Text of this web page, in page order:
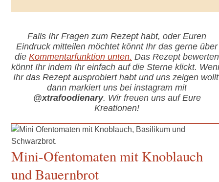
Falls Ihr Fragen zum Rezept habt, oder Euren
Eindruck mitteilen möchtet könnt Ihr das gerne über
die Kommentarfunktion unten. Das Rezept bewerten
könnt Ihr indem Ihr einfach auf die Sterne klickt.
Ihr das Rezept ausprobiert habt und uns zeigen
dann markiert uns bei instagram mit
@xtrafoodienary. Wir freuen uns auf Eure
Kreationen!
Mini-Ofentomaten mit Knoblauch
und Bauernbrot